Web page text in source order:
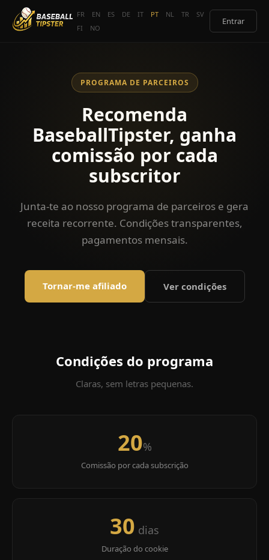
FR EN ES DE IT PT NL TR
SV
FI
NO
Entrar
PROGRAMA DE PARCEIROS
Recomenda
BaseballTipster, ganha
comissão por cada
subscritor
Junta-te ao nosso programa de parceiros e gera
receita recorrente. Condições transparentes,
pagamentos mensais.
Tornar-me afiliado Ver condições
Condições do programa
Claras, sem letras pequenas.
20%
Comissão por cada subscrição
30 dias
Duração do cookie